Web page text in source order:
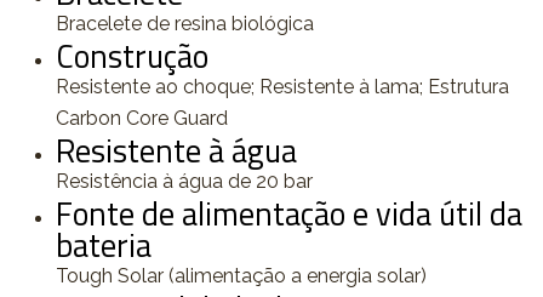
Bracelete de resina biológica
Construção
Resistente ao choque; Resistente à lama; Estrutura
Carbon Core Guard
Resistente à água
Resistência à água de 20 bar
Fonte de alimentação e vida útil da
bateria
Tough Solar (alimentação a energia solar)